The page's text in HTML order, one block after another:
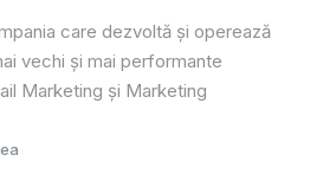
care dezvoltă și operează
vechi și mai performante
Marketing și Marketing